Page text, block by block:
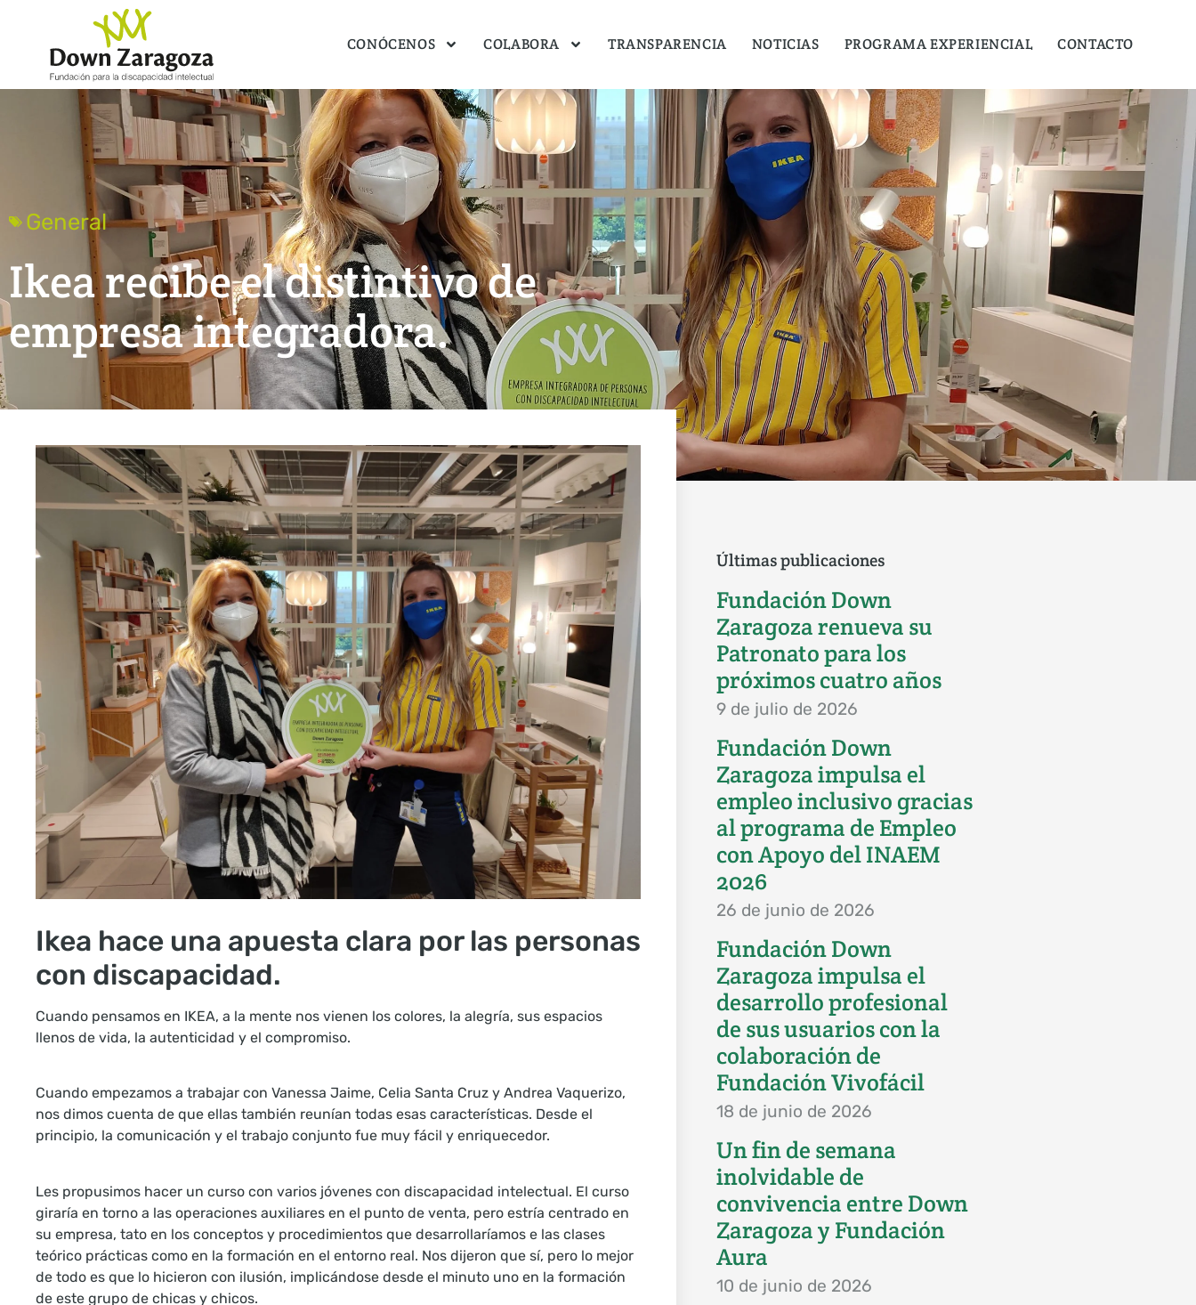
CONÓCENOS COLABORA TRANSPARENCIA NOTICIAS PROGRAMA EXPERIENCIAL CONTACTO
General
Ikea recibe el distintivo de
empresa integradora.
Ikea hace una apuesta clara por las personas
con discapacidad.
Cuando pensamos en IKEA, a la mente nos vienen los colores, la alegría, sus espacios
llenos de vida, la autenticidad y el compromiso.
Cuando empezamos a trabajar con Vanessa Jaime, Celia Santa Cruz y Andrea Vaquerizo,
nos dimos cuenta de que ellas también reunían todas esas características. Desde el
principio, la comunicación y el trabajo conjunto fue muy fácil y enriquecedor.
Les propusimos hacer un curso con varios jóvenes con discapacidad intelectual. El curso
giraría en torno a las operaciones auxiliares en el punto de venta, pero estría centrado en
su empresa, tato en los conceptos y procedimientos que desarrollaríamos e las clases
teórico prácticas como en la formación en el entorno real. Nos dijeron que sí, pero lo mejor
de todo es que lo hicieron con ilusión, implicándose desde el minuto uno en la formación
de este grupo de chicas y chicos.
Últimas publicaciones
Fundación Down
Zaragoza renueva su
Patronato para los
próximos cuatro años
9 de julio de 2026
Fundación Down
Zaragoza impulsa el
empleo inclusivo gracias
al programa de Empleo
con Apoyo del INAEM
2026
26 de junio de 2026
Fundación Down
Zaragoza impulsa el
desarrollo profesional
de sus usuarios con la
colaboración de
Fundación Vivofácil
18 de junio de 2026
Un fin de semana
inolvidable de
convivencia entre Down
Zaragoza y Fundación
Aura
10 de junio de 2026